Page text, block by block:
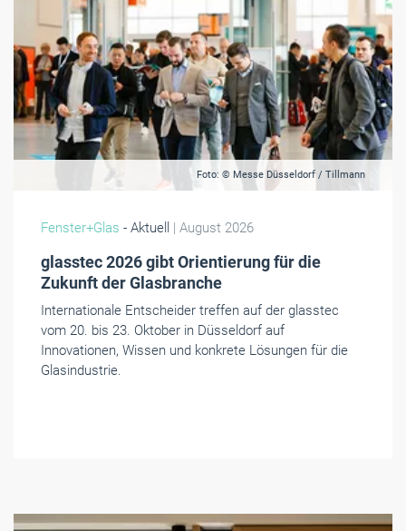
Foto: © Messe Düsseldorf / Tillmann
Fenster+Glas - Aktuell | August 2026
glasstec 2026 gibt Orientierung für die
Zukunft der Glasbranche
Internationale Entscheider treffen auf der glasstec
vom 20. bis 23. Oktober in Düsseldorf auf
Innovationen, Wissen und konkrete Lösungen für die
Glasindustrie.